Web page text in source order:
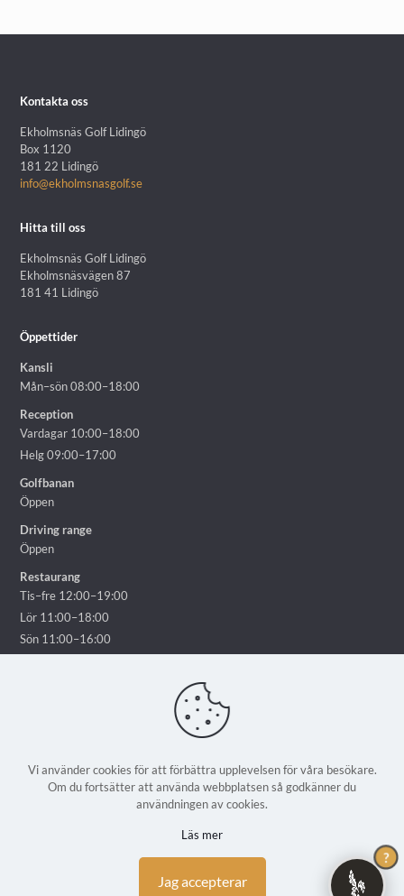
Kontakta oss
Ekholmsnäs Golf Lidingö
Box 1120
181 22 Lidingö
info@ekholmsnasgolf.se
Hitta till oss
Ekholmsnäs Golf Lidingö
Ekholmsnäsvägen 87
181 41 Lidingö
Öppettider
Kansli
Mån–sön 08:00–18:00
Reception
Vardagar 10:00–18:00
Helg 09:00–17:00
Golfbanan
Öppen
Driving range
Öppen
Restaurang
Tis–fre 12:00–19:00
Lör 11:00–18:00
Sön 11:00–16:00
© 2025 Ekholmsnäs Golf Lidingö - Alla rättigheter reserverade | En
webbplats frånWeblicious
Vi använder cookies för att förbättra upplevelsen för våra besökare.
Om du fortsätter att använda webbplatsen så godkänner du
användningen av cookies.
Läs mer
Jag accepterar
?